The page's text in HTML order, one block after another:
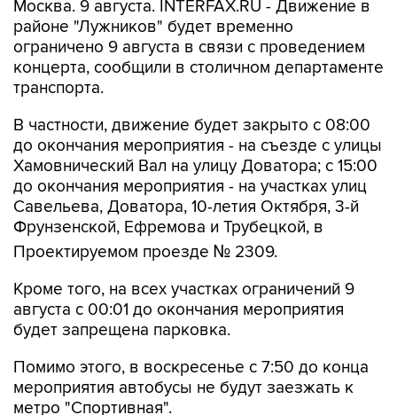
Москва. 9 августа. INTERFAX.RU - Движение в
районе "Лужников" будет временно
ограничено 9 августа в связи с проведением
концерта, сообщили в столичном департаменте
транспорта.
В частности, движение будет закрыто с 08:00
до окончания мероприятия - на съезде с улицы
Хамовнический Вал на улицу Доватора; с 15:00
до окончания мероприятия - на участках улиц
Савельева, Доватора, 10-летия Октября, 3-й
Фрунзенской, Ефремова и Трубецкой, в
Проектируемом проезде № 2309.
Кроме того, на всех участках ограничений 9
августа с 00:01 до окончания мероприятия
будет запрещена парковка.
Помимо этого, в воскресенье с 7:50 до конца
мероприятия автобусы не будут заезжать к
метро "Спортивная".